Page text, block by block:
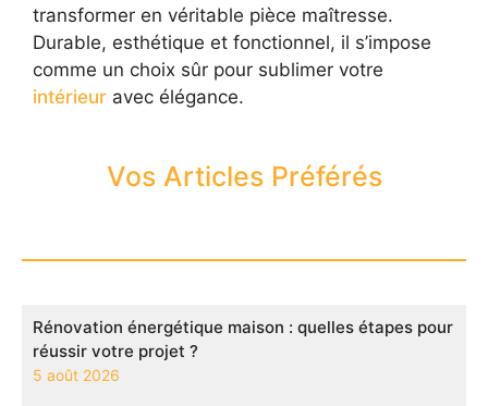
transformer en véritable pièce maîtresse.
Durable, esthétique et fonctionnel, il s’impose
comme un choix sûr pour sublimer votre
intérieur avec élégance.
Vos Articles Préférés
Rénovation énergétique maison : quelles étapes pour
réussir votre projet ?
5 août 2026